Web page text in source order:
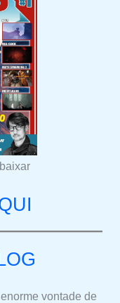
vontade de